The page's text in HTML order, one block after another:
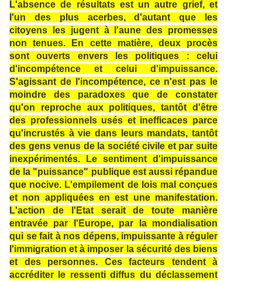
L'absence de résultats est un autre grief, et
l'un des plus acerbes, d'autant que les
citoyens les jugent à l'aune des promesses
non tenues. En cette matière, deux procès
sont ouverts envers les politiques : celui
d'incompétence et celui d'impuissance.
S'agissant de l'incompétence, ce n'est pas le
moindre des paradoxes que de constater
qu'on reproche aux politiques, tantôt d'être
des professionnels usés et inefficaces parce
qu'incrustés à vie dans leurs mandats, tantôt
des gens venus de la société civile et par suite
inexpérimentés. Le sentiment d'impuissance
de la "puissance" publique est aussi répandue
que nocive. L'empilement de lois mal conçues
et non appliquées en est une manifestation.
L'action de l'Etat serait de toute manière
entravée par l'Europe, par la mondialisation
qui se fait à nos dépens, impuissante à réguler
l'immigration et à imposer la sécurité des biens
et des personnes. Ces facteurs tendent à
accréditer le ressenti diffus du déclassement